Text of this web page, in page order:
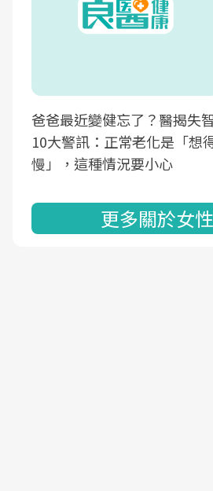
爸爸最近變健忘了？醫揭失智
10大警訊：正常老化是「想
慢」，這種情況要小心
更多關於女